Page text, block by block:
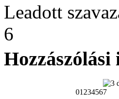
Leadott
6
01 234567